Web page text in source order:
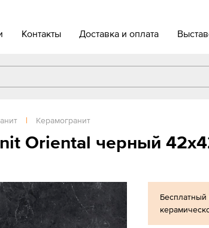
Контакты Доставка и оплата
| Керамогранит
Oriental черный
Бесплатный